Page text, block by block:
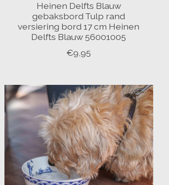
Heinen Delfts Blauw
gebaksbord Tulp rand
versiering bord 17 cm Heinen
Delfts Blauw 56001005
€9,95